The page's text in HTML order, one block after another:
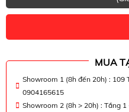
MUA
Showroom 1 (8h đến 20h) : 109
0904165615
Showroom 2 (8h > 20h) : Tầng